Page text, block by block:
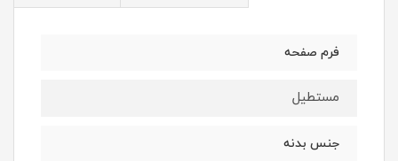
فرم صفحه
مستطیل
جنس بدنه